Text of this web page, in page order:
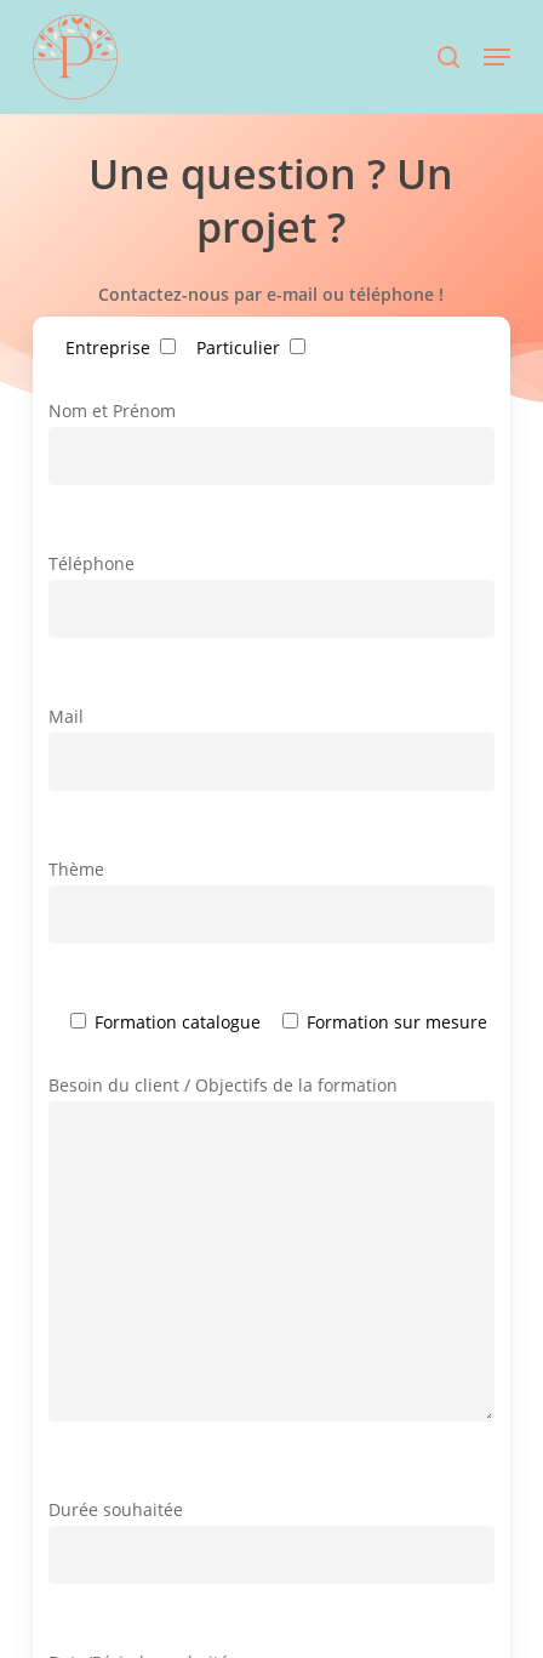
main
content
search
Menu
Une question ? Un
projet ?
Contactez-nous par e-mail ou téléphone !
Entreprise Particulier
Nom et Prénom
Téléphone
Mail
Thème
Formation catalogue Formation sur mesure
Besoin du client / Objectifs de la formation
Durée souhaitée